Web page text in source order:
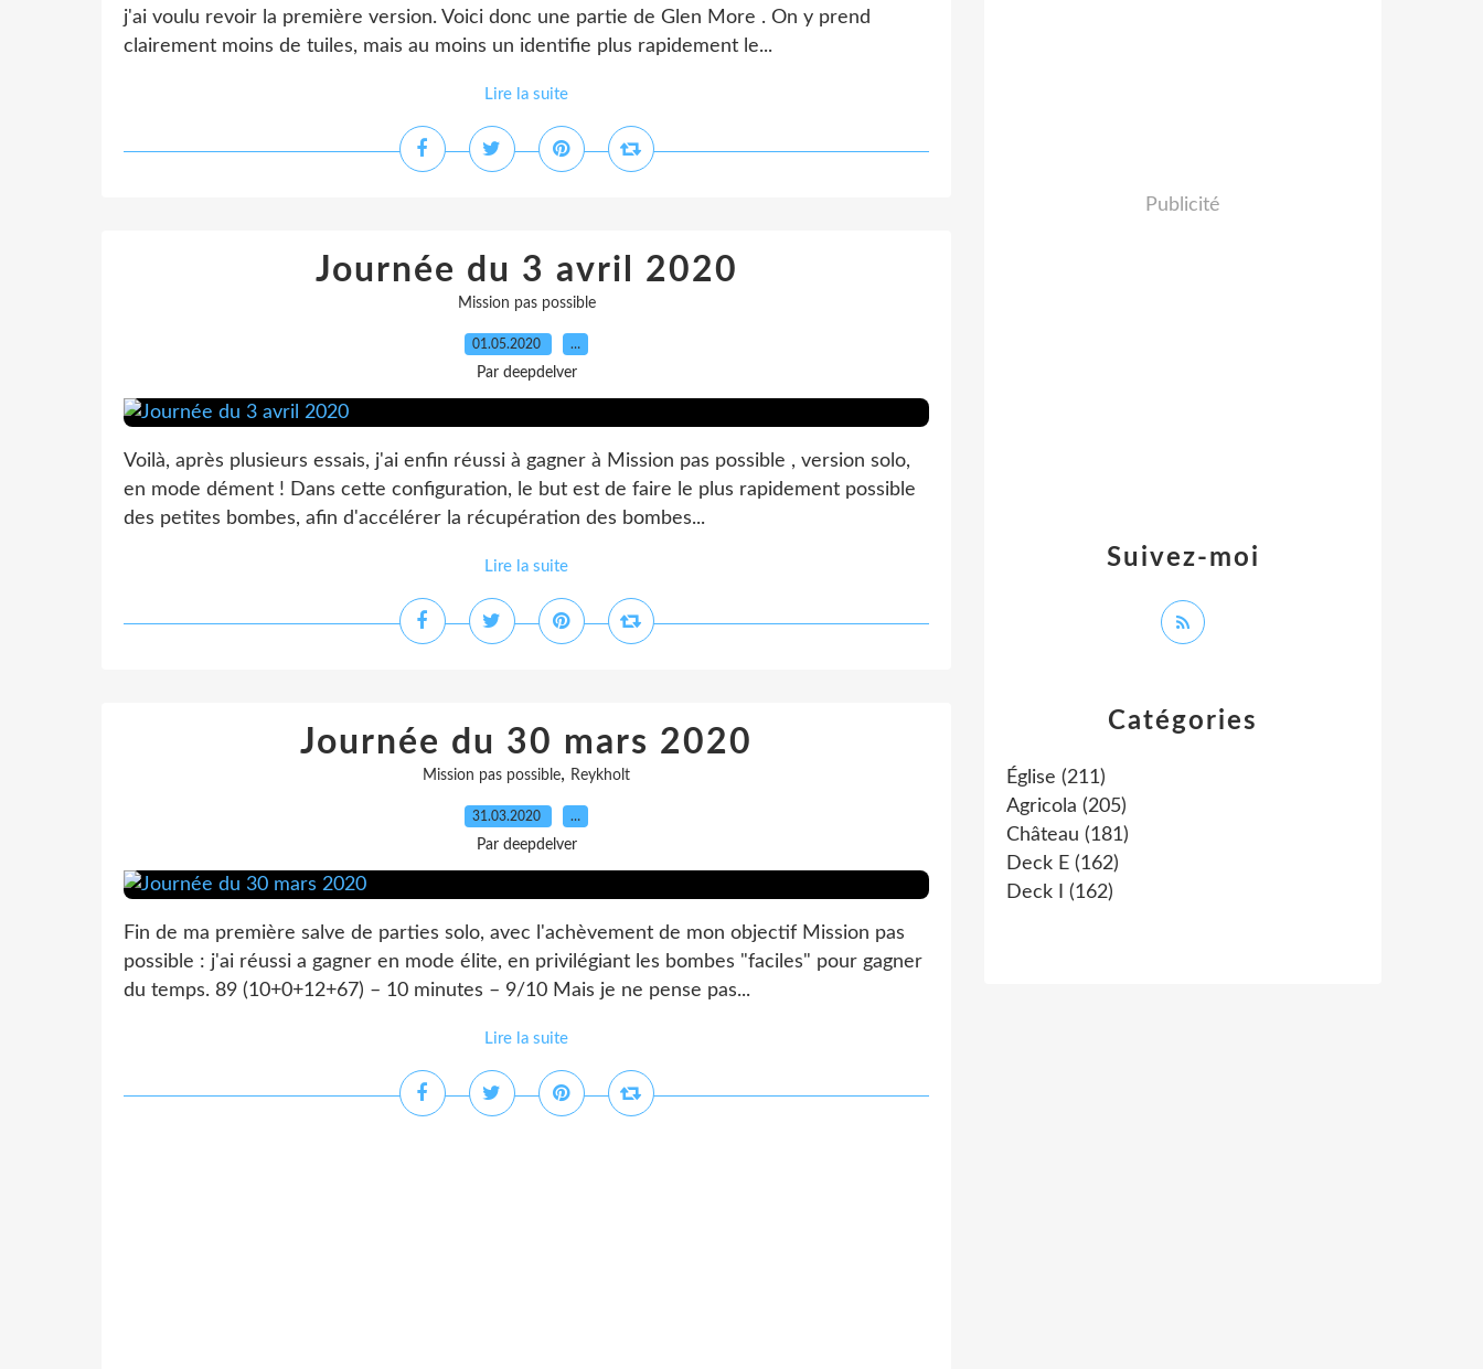
j'ai voulu revoir la première version. Voici donc une partie de Glen More . On y prend
clairement moins de tuiles, mais au moins un identifie plus rapidement le...
Lire la suite
Journée du 3 avril 2020
Mission pas possible
01.05.2020 …
Par deepdelver
Voilà, après plusieurs essais, j'ai enfin réussi à gagner à Mission pas possible , version solo,
en mode dément ! Dans cette configuration, le but est de faire le plus rapidement possible
des petites bombes, afin d'accélérer la récupération des bombes...
Lire la suite
Journée du 30 mars 2020
Mission pas possible, Reykholt
31.03.2020 …
Par deepdelver
Fin de ma première salve de parties solo, avec l'achèvement de mon objectif Mission pas
possible : j'ai réussi a gagner en mode élite, en privilégiant les bombes "faciles" pour gagner
du temps. 89 (10+0+12+67) – 10 minutes – 9/10 Mais je ne pense pas...
Lire la suite
Catégories
Église (211)
Agricola (205)
Château (181)
Deck E (162)
Deck I
(162)
Suivez-moi
Publicité